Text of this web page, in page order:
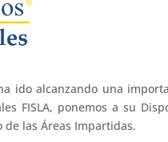
ido alcanzando una
FISLA, ponemos a su
de las Áreas Impartidas.